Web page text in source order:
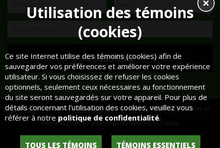
Réalisé parCube Noir| Propulsé parOpenCart| Mont-Lebel Chasse et
Pêche © 2026 |Paramètres de témoins (cookies)
Historique de commandes Liste de souhaits
Utilisation des témoins
(cookies)
Ce site Internet utilise des témoins (cookies) afin de
sauvegarder vos préférences et améliorer votre expérience
utilisateur. Si vous choisissez de refuser les cookies
optionnels, seulement ceux nécessaires au fonctionnement
du site seront sauvegardés sur votre appareil. Pour plus de
détails concernant l'utilisation des cookies, veuillez vous
référer à notre politique de confidentialité.
TOUS LES TÉMOINS TÉMOINS ESSENTIELS